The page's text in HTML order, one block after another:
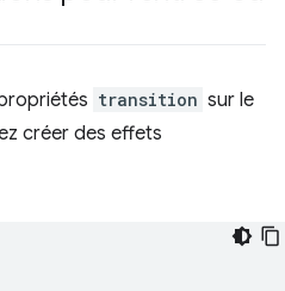
transition sur le
créer des effets